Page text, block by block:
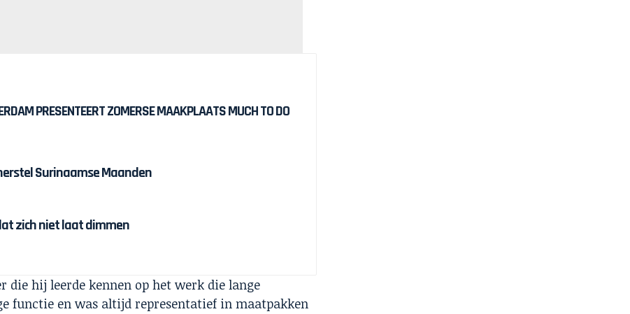
PRESENTEERT ZOMERSE MAAKPLAATS MUCH TO DO
Surinaamse Maanden
zich niet laat dimmen
die hij leerde kennen op het werk die lange
functie en was altijd representatief in maatpakken